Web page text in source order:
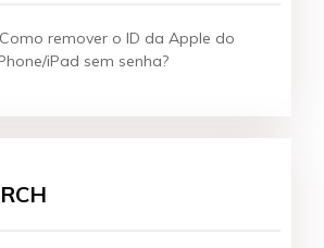
remover o ID da Apple do
iPad sem senha?